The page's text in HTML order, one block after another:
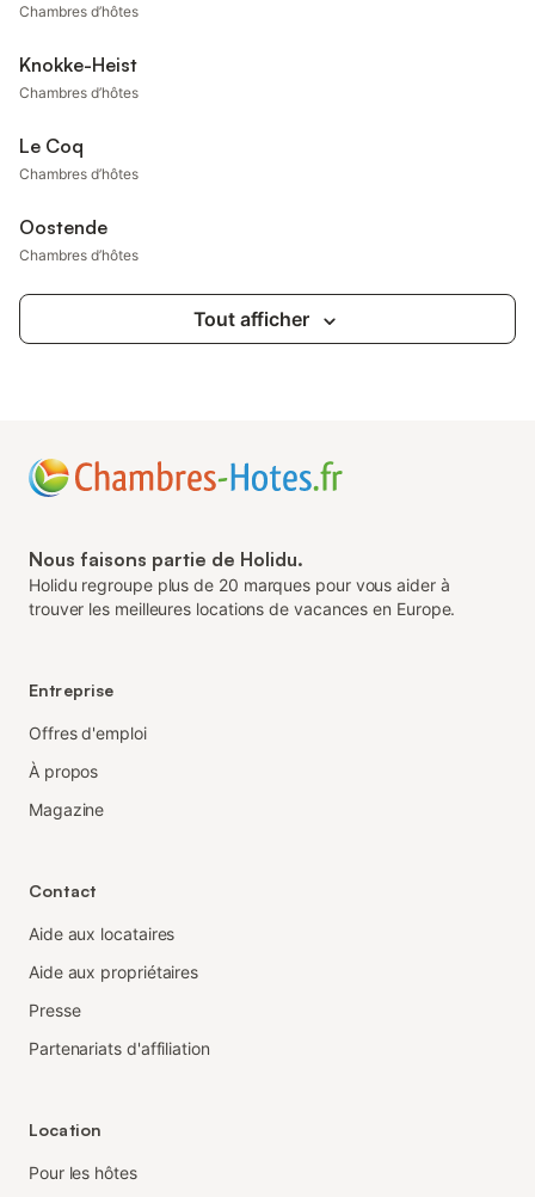
Chambres d’hôtes
Knokke-Heist
Chambres d’hôtes
Le Coq
Chambres d’hôtes
Oostende
Chambres d’hôtes
Tout afficher
Nous faisons partie de Holidu.
Holidu regroupe plus de 20 marques pour vous aider à
trouver les meilleures locations de vacances en Europe.
Entreprise
Offres d'emploi
À propos
Magazine
Contact
Aide aux locataires
Aide aux propriétaires
Presse
Partenariats d'affiliation
Location
Pour les hôtes